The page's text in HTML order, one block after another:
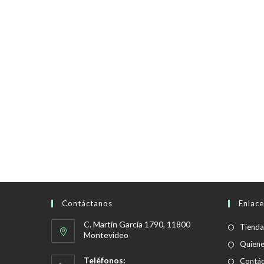
Contáctanos
C. Martín García 1790, 11800
Montevideo
Teléfonos:
Tienda